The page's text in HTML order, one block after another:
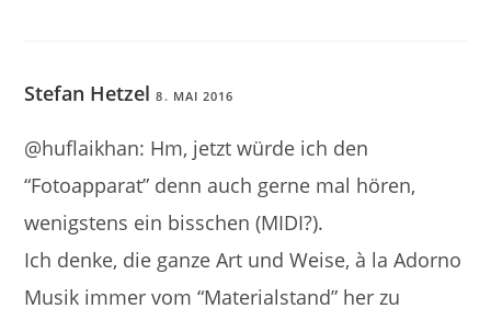
Stefan Hetzel 8. MAI 2016
@huflaikhan: Hm, jetzt würde ich den
“Fotoapparat” denn auch gerne mal hören,
wenigstens ein bisschen (MIDI?).
Ich denke, die ganze Art und Weise, à la Adorno
Musik immer vom “Materialstand” her zu